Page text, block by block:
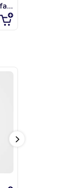
Seven deadly sins King fanart !